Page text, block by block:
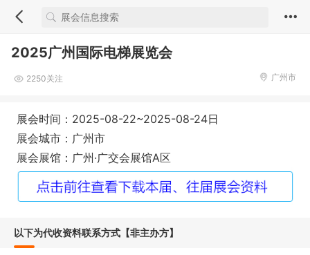
2025广州国际电梯展览会
2250关注 广州市
展会时间：2025-08-22~2025-08-24日
展会城市：广州市
展会展馆：广州·广交会展馆A区
以下为代收资料联系方式【非主办方】